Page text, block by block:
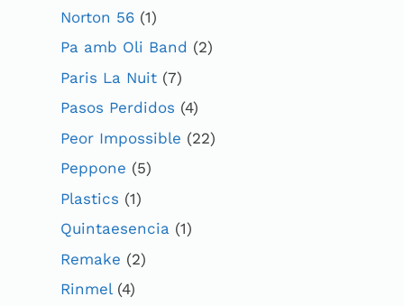
Norton 56 (1)
Pa amb Oli Band (2)
Paris La Nuit (7)
Pasos Perdidos (4)
Peor Impossible (22)
Peppone (5)
Plastics (1)
Quintaesencia (1)
Remake (2)
Rinmel(4)